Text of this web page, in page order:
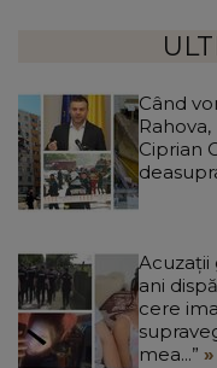
Când
Ciprian
Acuzații
ani
cere
mea...”